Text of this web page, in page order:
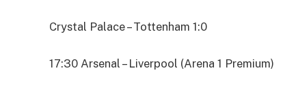
Crystal Palace – Tottenham 1:0
17:30 Arsenal – Liverpool (Arena 1 Premium)